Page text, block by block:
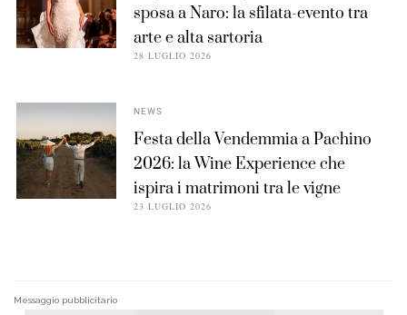
sposa a Naro: la sfilata-evento tra
arte e alta sartoria
28 LUGLIO 2026
NEWS
Festa della Vendemmia a Pachino
2026: la Wine Experience che
ispira i matrimoni tra le vigne
23 LUGLIO 2026
Messaggio pubblicitario